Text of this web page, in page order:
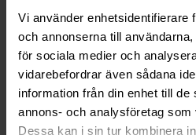
Vi använder enhetsidentifierare
och annonserna till
för sociala medier och
vidarebefordrar även sådana
information från din enhet till de
annons- och analysföretag
Dessa kan i sin tur kombinera
TECHNICAL INFORMATION